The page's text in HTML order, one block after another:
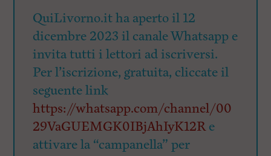
QuiLivorno.it ha aperto il 12
dicembre 2023 il canale Whatsapp e
invita tutti i lettori ad iscriversi.
Per l’iscrizione, gratuita, cliccate il
seguente link
https://whatsapp.com/channel/00
29VaGUEMGK0IBjAhIyK12Re
attivare la “campanella” per